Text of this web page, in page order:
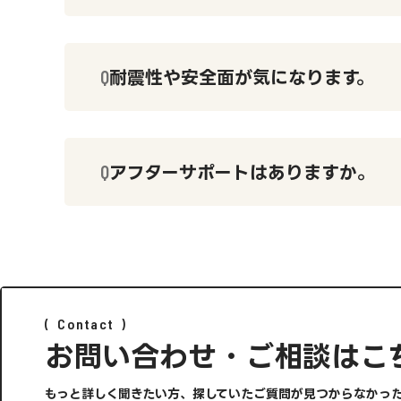
耐震性や安全面が気になります。
アフターサポートはありますか。
Contact
お問い合わせ・ご相談はこ
もっと詳しく聞きたい方、探していたご質問が見つからなかっ